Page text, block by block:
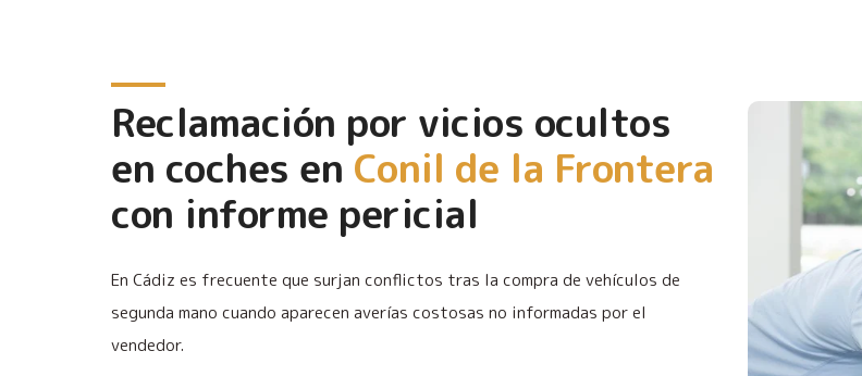
Reclamación por vicios ocultos
en coches en Conil de la Frontera
con informe pericial
En Cádiz es frecuente que surjan conflictos tras la compra de vehículos de
segunda mano cuando aparecen averías costosas no informadas por el
vendedor.